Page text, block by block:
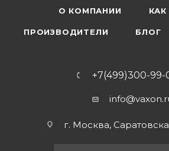
О КОМПАНИИ КАК
ПРОИЗВОДИТЕЛИ БЛОГ
+7(499)300-99-
г. Москва,